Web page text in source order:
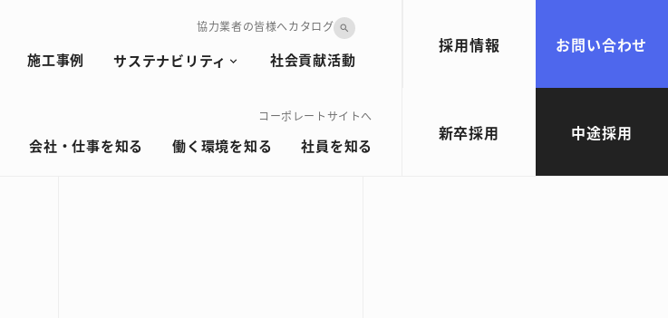
協力業者の皆様へカタログ search
施工事例 サステナビリティ 社会貢献活動
採用情報 お問い合わせ
コーポレートサイトへ
会社・仕事を知る 働く環境を知る 社員を知る
新卒採用 中途採用
ホーム chevron_right 社員を知る Aさん